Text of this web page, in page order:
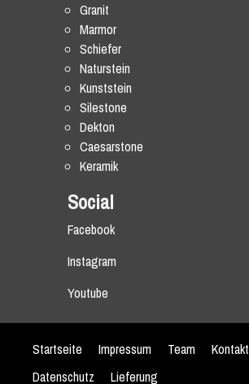
Granit
Marmor
Schiefer
Naturstein
Kunststein
Silestone
Dekton
Caesarstone
Keramik
Social
Facebook
Instagram
Youtube
Startseite Impressum Team Kontakt
Datenschutz
Lieferung